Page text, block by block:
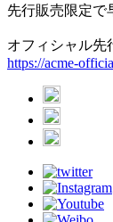
先行販売限定で
オフィシャル先
https://acme-